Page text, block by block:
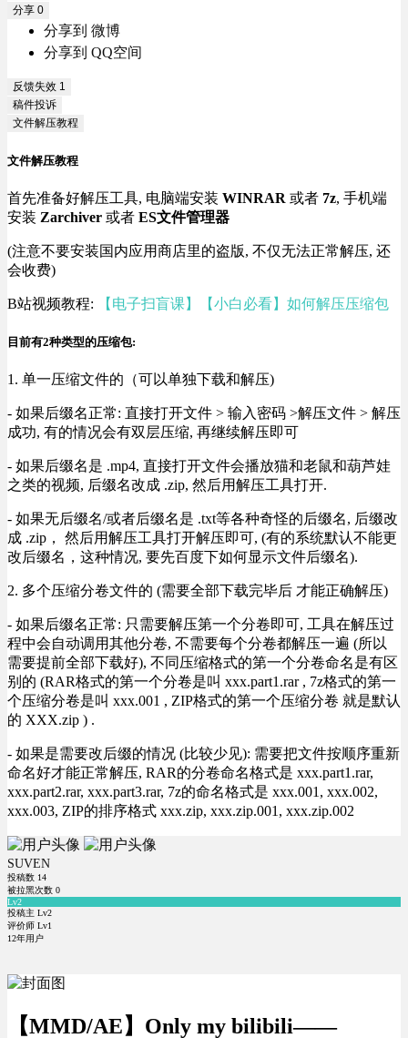
分享 0
分享到 微博
分享到 QQ空间
反馈失效 1
稿件投诉
文件解压教程
文件解压教程
首先准备好解压工具, 电脑端安装 WINRAR 或者 7z, 手机端
安装 Zarchiver 或者 ES文件管理器
(注意不要安装国内应用商店里的盗版, 不仅无法正常解压, 还
会收费)
B站视频教程: 【电子扫盲课】【小白必看】如何解压压缩包
目前有2种类型的压缩包:
1. 单一压缩文件的（可以单独下载和解压)
- 如果后缀名正常: 直接打开文件 > 输入密码 >解压文件 > 解压
成功, 有的情况会有双层压缩, 再继续解压即可
- 如果后缀名是 .mp4, 直接打开文件会播放猫和老鼠和葫芦娃
之类的视频, 后缀名改成 .zip, 然后用解压工具打开.
- 如果无后缀名/或者后缀名是 .txt等各种奇怪的后缀名, 后缀改
成 .zip， 然后用解压工具打开解压即可, (有的系统默认不能更
改后缀名，这种情况, 要先百度下如何显示文件后缀名).
2. 多个压缩分卷文件的 (需要全部下载完毕后 才能正确解压)
- 如果后缀名正常: 只需要解压第一个分卷即可, 工具在解压过
程中会自动调用其他分卷, 不需要每个分卷都解压一遍 (所以
需要提前全部下载好), 不同压缩格式的第一个分卷命名是有区
别的 (RAR格式的第一个分卷是叫 xxx.part1.rar , 7z格式的第一
个压缩分卷是叫 xxx.001 , ZIP格式的第一个压缩分卷 就是默认
的 XXX.zip ) .
- 如果是需要改后缀的情况 (比较少见): 需要把文件按顺序重新
命名好才能正常解压, RAR的分卷命名格式是 xxx.part1.rar,
xxx.part2.rar, xxx.part3.rar, 7z的命名格式是 xxx.001, xxx.002,
xxx.003, ZIP的排序格式 xxx.zip, xxx.zip.001, xxx.zip.002
SUVEN
投稿数 14
被拉黑次数 0
Lv2
投稿主 Lv2
评价师 Lv1
12年用户
【MMD/AE】Only my bilibili——